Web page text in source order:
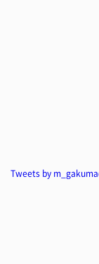
Tweets by